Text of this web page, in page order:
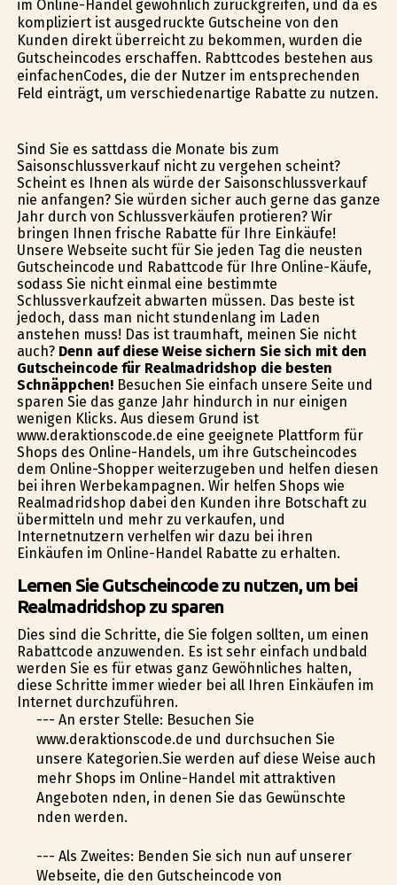
im Online-Handel gewöhnlich zurückgreifen, und da es
kompliziert ist ausgedruckte Gutscheine von den
Kunden direkt überreicht zu bekommen, wurden die
Gutscheincodes erschaffen. Rabttcodes bestehen aus
einfachenCodes, die der Nutzer im entsprechenden
Feld einträgt, um verschiedenartige Rabatte zu nutzen.
Sind Sie es sattdass die Monate bis zum
Saisonschlussverkauf nicht zu vergehen scheint?
Scheint es Ihnen als würde der Saisonschlussverkauf
nie anfangen? Sie würden sicher auch gerne das ganze
Jahr durch von Schlussverkäufen profitieren? Wir
bringen Ihnen frische Rabatte für Ihre Einkäufe!
Unsere Webseite sucht für Sie jeden Tag die neusten
Gutscheincode und Rabattcode für Ihre Online-Käufe,
sodass Sie nicht einmal eine bestimmte
Schlussverkaufzeit abwarten müssen. Das beste ist
jedoch, dass man nicht stundenlang im Laden
anstehen muss! Das ist traumhaft, meinen Sie nicht
auch? Denn auf diese Weise sichern Sie sich mit den
Gutscheincode für Realmadridshop die besten
Schnäppchen!Besuchen Sie einfach unsere Seite und
sparen Sie das ganze Jahr hindurch in nur einigen
wenigen Klicks. Aus diesem Grund ist
www.deraktionscode.de eine geeignete Plattform für
Shops des Online-Handels, um ihre Gutscheincodes
dem Online-Shopper weiterzugeben und helfen diesen
bei ihren Werbekampagnen. Wir helfen Shops wie
Realmadridshop dabei den Kunden ihre Botschaft zu
übermitteln und mehr zu verkaufen, und
Internetnutzern verhelfen wir dazu bei ihren
Einkäufen im Online-Handel Rabatte zu erhalten.
Lernen Sie Gutscheincode zu nutzen, um bei
Realmadridshop zu sparen
Dies sind die Schritte, die Sie folgen sollten, um einen
Rabattcode anzuwenden. Es ist sehr einfach undbald
werden Sie es für etwas ganz Gewöhnliches halten,
diese Schritte immer wieder bei all Ihren Einkäufen im
Internet durchzuführen.
--- An erster Stelle: Besuchen Sie
www.deraktionscode.de und durchsuchen Sie
unsere Kategorien.Sie werden auf diese Weise auch
mehr Shops im Online-Handel mit attraktiven
Angeboten finden, in denen Sie das Gewünschte
finden werden.
--- Als Zweites: Befinden Sie sich nun auf unserer
Webseite, die den Gutscheincode von